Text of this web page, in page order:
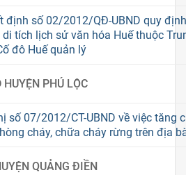
định số 02/2012/QĐ-UBND quy
di tích lịch sử văn hóa Huế thuộc
đô Huế quản lý
HUYỆN PHÚ LỘC
số 07/2012/CT-UBND về việc tăng
cháy, chữa cháy rừng trên địa
QUẢNG ĐIỀN